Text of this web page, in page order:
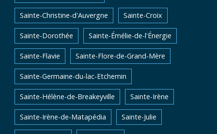
Sainte-Christine-d'Auvergne Sainte-Croix
Sainte-Dorothée Sainte-Émélie-de-l'Énergie
Sainte-Flavie Sainte-Flore-de-Grand-Mère
Sainte-Germaine-du-lac-Etchemin
Sainte-Hélène-de-Breakeyville Sainte-Irène
Sainte-Irène-de-Matapédia Sainte-Julie